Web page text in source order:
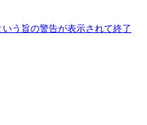
う旨の警告が表示されて終了